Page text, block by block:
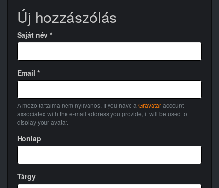
Új hozzászólás
Saját név *
Email *
A mező tartalma nem nyilvános. If you have a Gravataraccount
associated with the e-mail address you provide, it will be used to
display your avatar.
Honlap
Tárgy